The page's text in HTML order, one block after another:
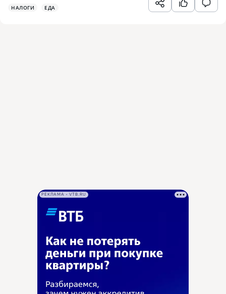
НАЛОГИ ЕДА
РЕКЛАМА • VTB.RU